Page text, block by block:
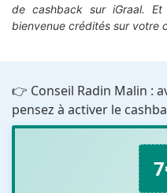
de cashback sur iGraal.
bienvenue crédités sur votre
👉 Conseil Radin Malin :
pensez à activer le